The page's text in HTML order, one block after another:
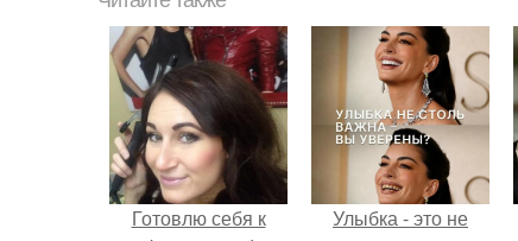
Готовлю себя к
Улыбка - это не